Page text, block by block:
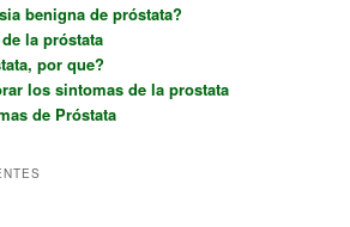
benigna de próstata?
la próstata
por que?
los sintomas de la prostata
de Próstata